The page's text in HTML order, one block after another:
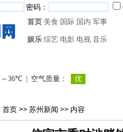
密码：
首页 美食 国际 国内 军事
娱乐 综艺 电影 电视 音乐
首页 >> 苏州新闻 >> 内容